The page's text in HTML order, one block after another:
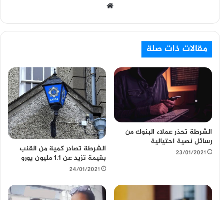
ق
و
ي
ب
مقالات ذات صلة
الشرطة تحذر عملاء البنوك من
رسائل نصية احتيالية
23/01/2021
الشرطة تصادر كمية من القنب
بقيمة تزيد عن 1.1 مليون يورو
24/01/2021